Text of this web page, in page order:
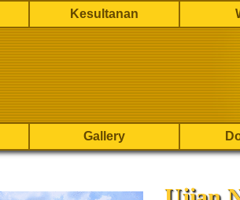
Kesultanan
Gallery